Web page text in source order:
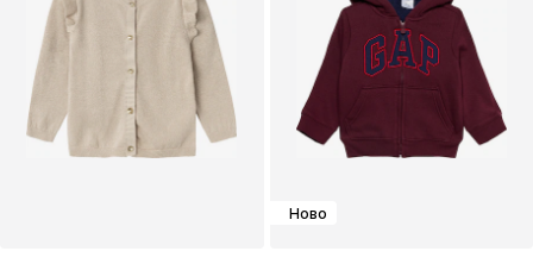
Ново